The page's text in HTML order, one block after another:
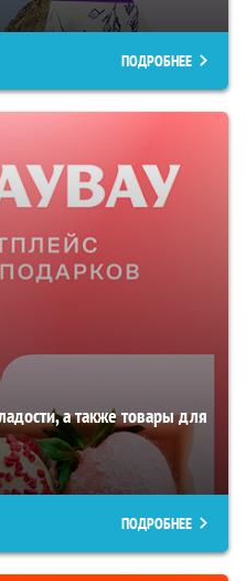
ПОДРОБНЕЕ
а также товары для
ПОДРОБНЕЕ